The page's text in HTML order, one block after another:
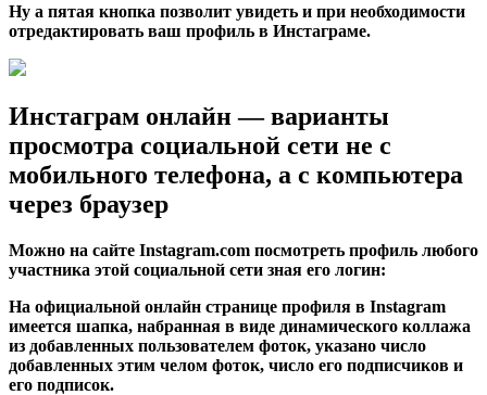
Ну а пятая кнопка позволит увидеть и при необходимости
отредактировать ваш профиль в Инстаграме.
Инстаграм онлайн — варианты
просмотра социальной сети не с
мобильного телефона, а с компьютера
через браузер
Можно на сайте Instagram.com посмотреть профиль любого
участника этой социальной сети зная его логин:
На официальной онлайн странице профиля в Instagram
имеется шапка, набранная в виде динамического коллажа
из добавленных пользователем фоток, указано число
добавленных этим челом фоток, число его подписчиков и
его подписок.